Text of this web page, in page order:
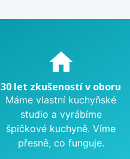
home
30 let zkušeností v oboru
Máme vlastní kuchyňské
studio a vyrábíme
špičkové kuchyně. Víme
přesně, co funguje.